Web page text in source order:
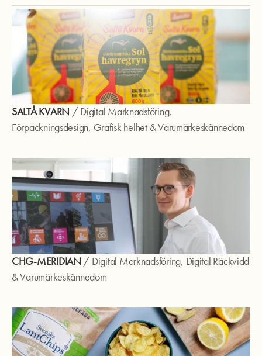
SALTÅ KVARN / Digital Marknadsföring,
Förpackningsdesign, Grafisk helhet&Varumärkeskännedom
CHG-MERIDIAN / Digital Marknadsföring, Digital Räckvidd
&Varumärkeskännedom